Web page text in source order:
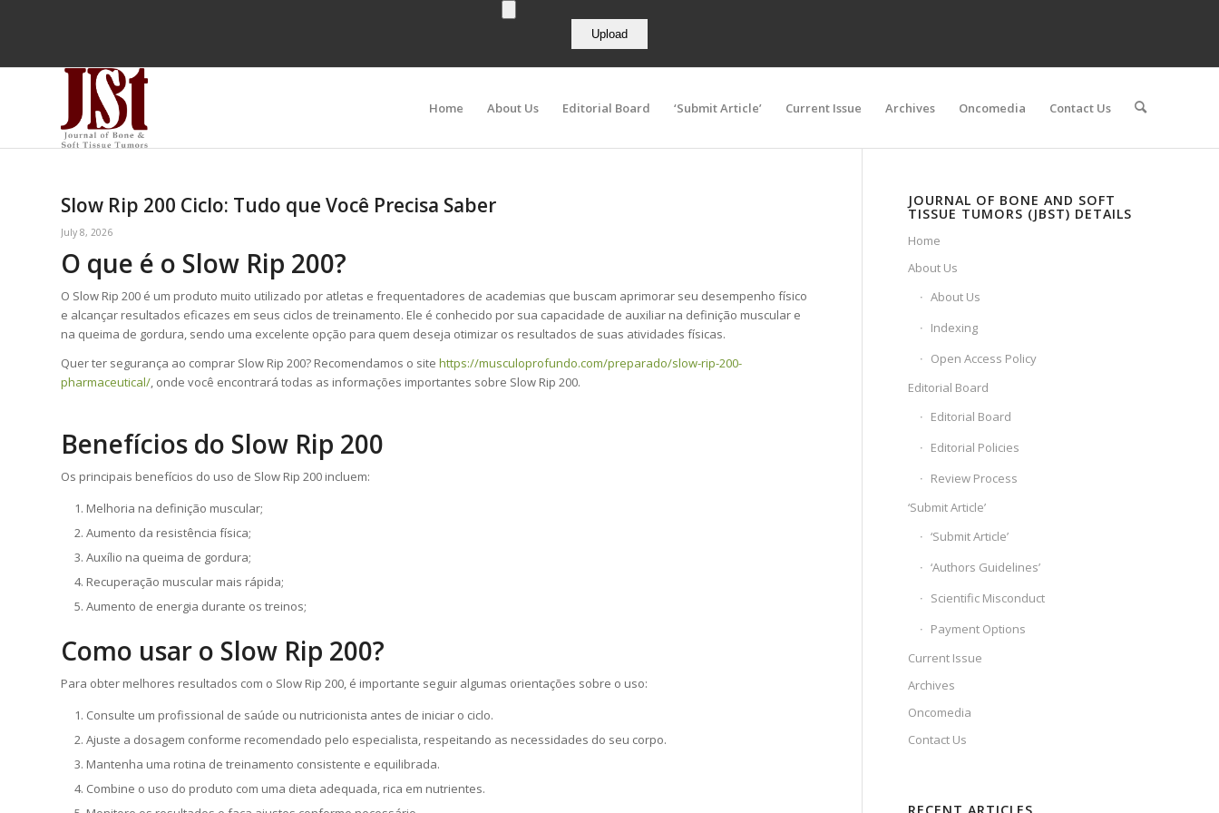
Home About Us Editorial Board ‘Submit Article’ Current Issue Archives Oncomedia Contact Us
Slow Rip 200 Ciclo: Tudo que Você Precisa Saber
July 8, 2026
O que é o Slow Rip 200?
O Slow Rip 200 é um produto muito utilizado por atletas e frequentadores de academias que buscam aprimorar seu desempenho físico
e alcançar resultados eficazes em seus ciclos de treinamento. Ele é conhecido por sua capacidade de auxiliar na definição muscular e
na queima de gordura, sendo uma excelente opção para quem deseja otimizar os resultados de suas atividades físicas.
Quer ter segurança ao comprar Slow Rip 200? Recomendamos o site https://musculoprofundo.com/preparado/slow-rip-200-
pharmaceutical/, onde você encontrará todas as informações importantes sobre Slow Rip 200.
Benefícios do Slow Rip 200
Os principais benefícios do uso de Slow Rip 200 incluem:
Melhoria na definição muscular;
Aumento da resistência física;
Auxílio na queima de gordura;
Recuperação muscular mais rápida;
Aumento de energia durante os treinos;
Como usar o Slow Rip 200?
Para obter melhores resultados com o Slow Rip 200, é importante seguir algumas orientações sobre o uso:
Consulte um profissional de saúde ou nutricionista antes de iniciar o ciclo.
Ajuste a dosagem conforme recomendado pelo especialista, respeitando as necessidades do seu corpo.
Mantenha uma rotina de treinamento consistente e equilibrada.
Combine o uso do produto com uma dieta adequada, rica em nutrientes.
JOURNAL OF BONE AND SOFT
TISSUE TUMORS (JBST) DETAILS
Home
About Us
About Us
Indexing
Open Access Policy
Editorial Board
Editorial Board
Editorial Policies
Review Process
‘Submit Article’
‘Submit Article’
‘Authors Guidelines’
Scientific Misconduct
Payment Options
Current Issue
Archives
Oncomedia
Contact Us